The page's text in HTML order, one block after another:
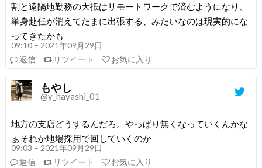
割と遠隔地勤務の大抵はリモートワークで済むようになり、
単身赴任が消えてたまに出張する、みたいなのは現実的にな
ってきたかも
09:10 – 2021年09月29日
返信
リツイート お気に入り
もやし
@y_hayashi_01
地方の支店どうするんだろ。やっぱり無くなっていくんかな
ぁそれか地場採用で回していくのか
09:03 – 2021年09月29日
返信
リツイート お気に入り